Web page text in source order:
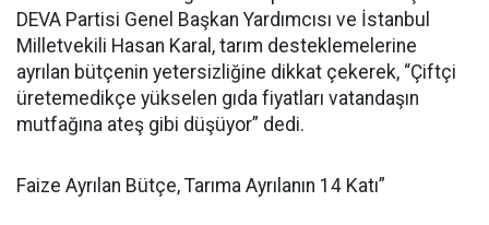
DEVA Partisi Genel Başkan Yardımcısı ve İstanbul
Milletvekili Hasan Karal, tarım desteklemelerine
ayrılan bütçenin yetersizliğine dikkat çekerek, “Çiftçi
üretemedikçe yükselen gıda fiyatları vatandaşın
mutfağına ateş gibi düşüyor” dedi.
Faize Ayrılan Bütçe, Tarıma Ayrılanın 14 Katı”